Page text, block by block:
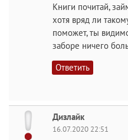
Книги почитай,
хотя вряд ли
поможет, ты
заборе ничего
Ответить
Дизлайк
16.07.2020 22:51